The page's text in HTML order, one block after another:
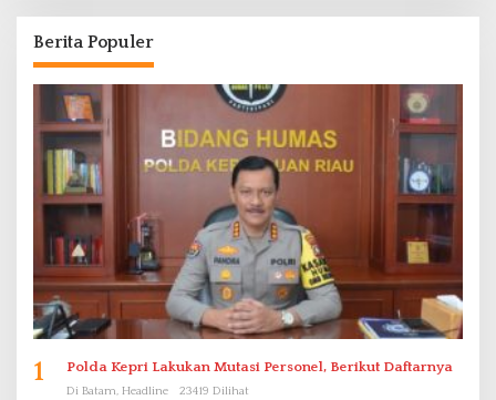
Berita Populer
1 Polda Kepri Lakukan Mutasi Personel, Berikut Daftarnya
Di Batam, Headline 23419 Dilihat